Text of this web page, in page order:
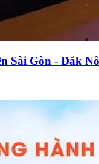
Sài Gòn - Đăk